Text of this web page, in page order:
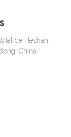
de Heshan,
China